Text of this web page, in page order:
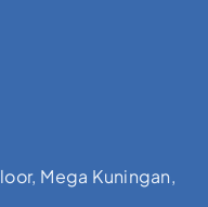
Mega Kuningan,